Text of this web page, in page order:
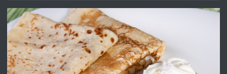
ПРЕДЛАГА
Отпушване на канали тоалетни
вертикални щрангове